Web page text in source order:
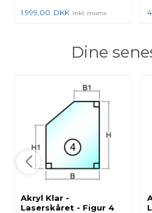
1.999,00 DKK inkl. moms
Dine
Akryl Klar -
Laserskåret - Figur 4